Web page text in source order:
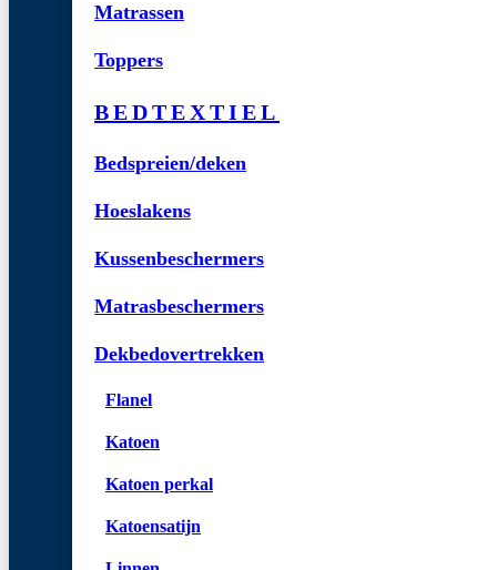
Matrassen
Toppers
BEDTEXTIEL
Bedspreien/deken
Hoeslakens
Kussenbeschermers
Matrasbeschermers
Dekbedovertrekken
Flanel
Katoen
Katoen perkal
Katoensatijn